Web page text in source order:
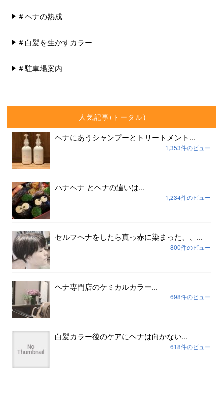
＃ヘナの熟成
＃白髪を生かすカラー
＃駐車場案内
人気記事(トータル)
ヘナにあうシャンプーとトリートメント...
1,353件のビュー
ハナヘナ とヘナの違いは...
1,234件のビュー
セルフヘナをしたら真っ赤に染まった、、...
800件のビュー
ヘナ専門店のケミカルカラー...
698件のビュー
白髪カラー後のケアにヘナは向かない...
618件のビュー